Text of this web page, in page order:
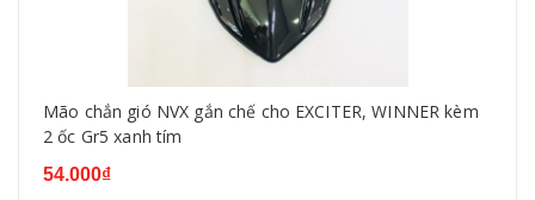
Mão chắn gió NVX gắn chế cho EXCITER, WINNER kèm
2 ốc Gr5 xanh tím
54.000₫